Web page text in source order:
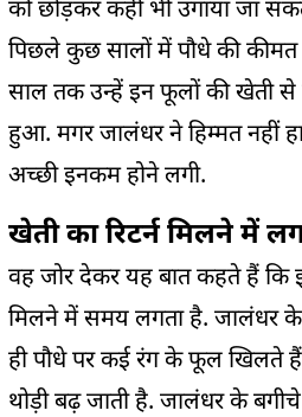
को छोड़कर कहीं भी उगाया जा
पिछले कुछ सालों में पौधे की
साल तक उन्‍हें इन फूलों की खेती से
हुआ. मगर जालंधर ने हिम्‍मत नहीं
अच्‍छी इनकम होने लगी.
खेती का रिटर्न मिलने में
वह जोर देकर यह बात कहते हैं कि
मिलने में समय लगता है. जालंधर के
ही पौधे पर कई रंग के फूल खिलते
थोड़ी बढ़ जाती है. जालंधर के